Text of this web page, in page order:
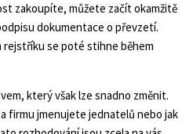
zakoupíte, můžete začít okamžitě
dokumentace o převzetí.
rejstříku se poté stihne během
který však lze snadno změnit.
firmu jmenujete jednatelů nebo jak